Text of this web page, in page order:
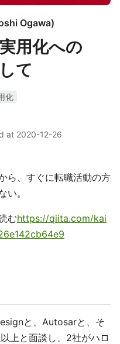
Ogawa)
用化への
て
化
at 2020-12-26
ら、すぐに転職活動の方
い。
むhttps://qiita.com/kai
と、Autosarと、そ
上と面談し、2社がハロ